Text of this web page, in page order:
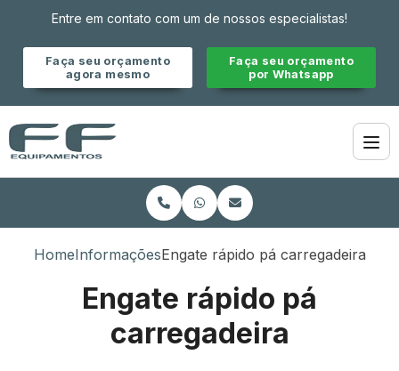
Entre em contato com um de nossos especialistas!
Faça seu orçamento
agora mesmo
Faça seu orçamento
por Whatsapp
HomeInformaçõesEngate rápido pá carregadeira
Engate rápido pá
carregadeira